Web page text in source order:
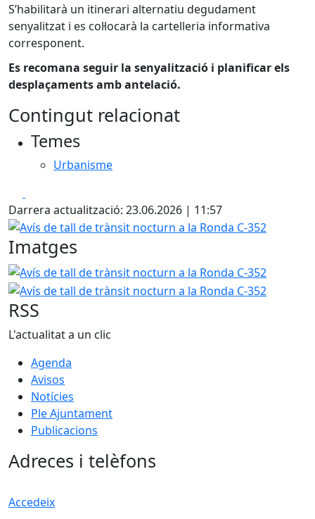
S’habilitarà un itinerari alternatiu degudament
senyalitzat i es col·locarà la cartelleria informativa
corresponent.
Es recomana seguir la senyalització i planificar els
desplaçaments amb antelació.
Contingut relacionat
Temes
Urbanisme
Darrera actualització: 23.06.2026 | 11:57
Avís de tall de trànsit nocturn a la Ronda C-352
Imatges
Avís de tall de trànsit nocturn a la Ronda C-352
RSS
L'actualitat a un clic
Agenda
Avisos
Notícies
Ple Ajuntament
Publicacions
Adreces i telèfons
Accedeix